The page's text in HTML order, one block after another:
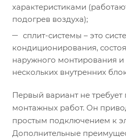
характеристиками
подогрев воздуха);
сплит-системы – это
кондиционирования,
наружного монтирования и
нескольких внутренних
Первый вариант не требует
монтажных работ. Он
простым подключением к
Дополнительные